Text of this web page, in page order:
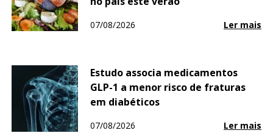
07/08/2026 Ler mais
Estudo associa medicamentos
GLP-1 a menor risco de fraturas
em diabéticos
07/08/2026 Ler mais